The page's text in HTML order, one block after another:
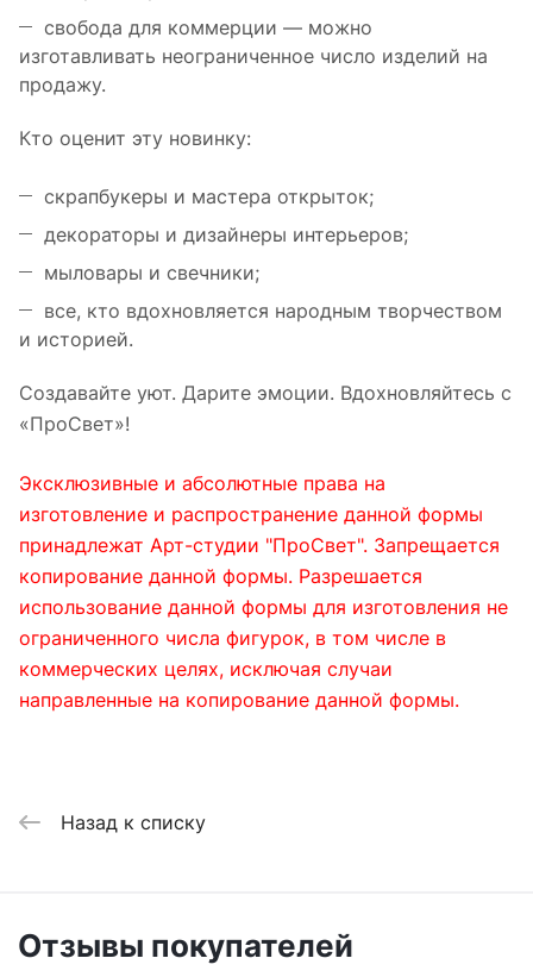
свобода для коммерции — можно
изготавливать неограниченное число изделий на
продажу.
Кто оценит эту новинку:
скрапбукеры и мастера открыток;
декораторы и дизайнеры интерьеров;
мыловары и свечники;
все, кто вдохновляется народным творчеством
и историей.
Создавайте уют. Дарите эмоции. Вдохновляйтесь с
«ПроСвет»!
Эксклюзивные и абсолютные права на
изготовление и распространение данной формы
принадлежат Арт-студии "ПроСвет". Запрещается
копирование данной формы. Разрешается
использование данной формы для изготовления не
ограниченного числа фигурок, в том числе в
коммерческих целях, исключая случаи
направленные на копирование данной формы.
Назад к списку
Отзывы покупателей